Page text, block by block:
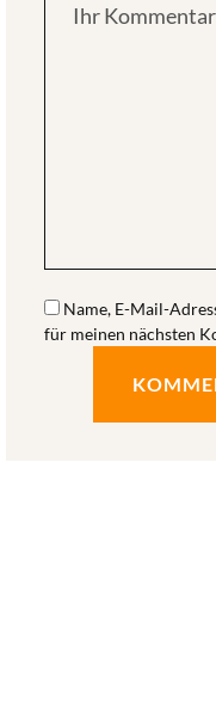
Ihr Kommentar
Name, E-Mail-
für meinen nächsten